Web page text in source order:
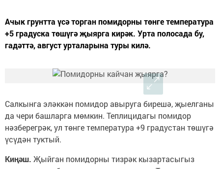
Ачык грунтта үсә торган помидорны төнге температура
+5 градуска төшүгә җыярга кирәк. Урта полосада бу,
гадәттә, август урталарына туры килә.
Салкынга эләккән помидор авыруга бирешә, җыелганы
да чери башларга мөмкин. Теплицидагы помидор
нәзберегрәк, ул төнге температура +9 градустан төшүгә
үсүдән туктый.
Киңәш. Җыйган помидорны тизрәк кызартасыгыз